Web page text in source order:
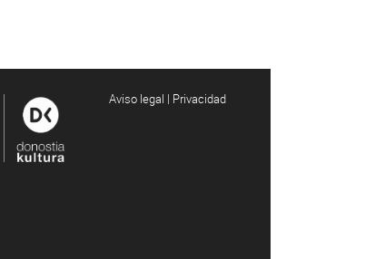
Aviso legal | Privacidad